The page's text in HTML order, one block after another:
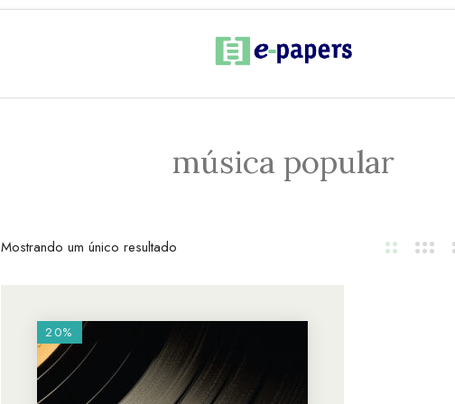
música popular
Mostrando um único resultado
20%